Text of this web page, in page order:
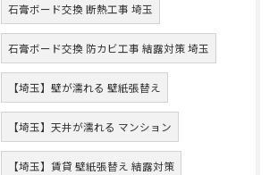
石膏ボード交換 断熱工事 埼玉
石膏ボード交換 防カビ工事 結露対策 埼玉
【埼玉】壁が濡れる 壁紙張替え
【埼玉】天井が濡れる マンション
【埼玉】賃貸 壁紙張替え 結露対策